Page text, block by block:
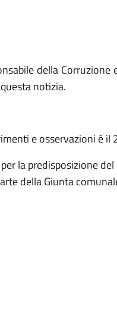
della Corruzione
notizia.
e osservazioni è il
la predisposizione
della Giunta